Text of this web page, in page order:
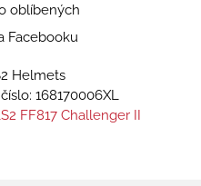
oblíbených
Facebooku
Helmets
168170006XL
FF817 Challenger II